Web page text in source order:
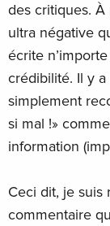
des critiques.
ultra négative
écrite
crédibilité. Il y
simplement
si mal !»
information
Ceci dit, je suis
commentaire